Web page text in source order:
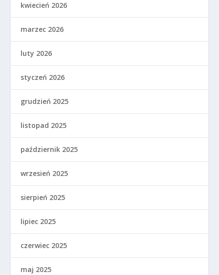
kwiecień 2026
marzec 2026
luty 2026
styczeń 2026
grudzień 2025
listopad 2025
październik 2025
wrzesień 2025
sierpień 2025
lipiec 2025
czerwiec 2025
maj 2025